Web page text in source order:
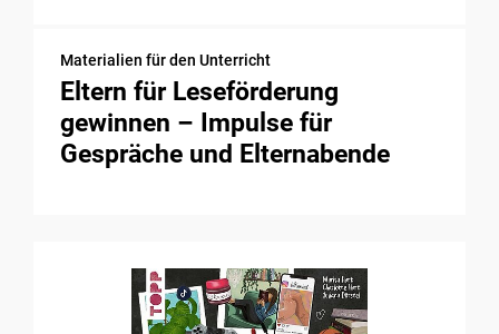
Materialien für den Unterricht
Eltern für Leseförderung
gewinnen – Impulse für
Gespräche und Elternabende